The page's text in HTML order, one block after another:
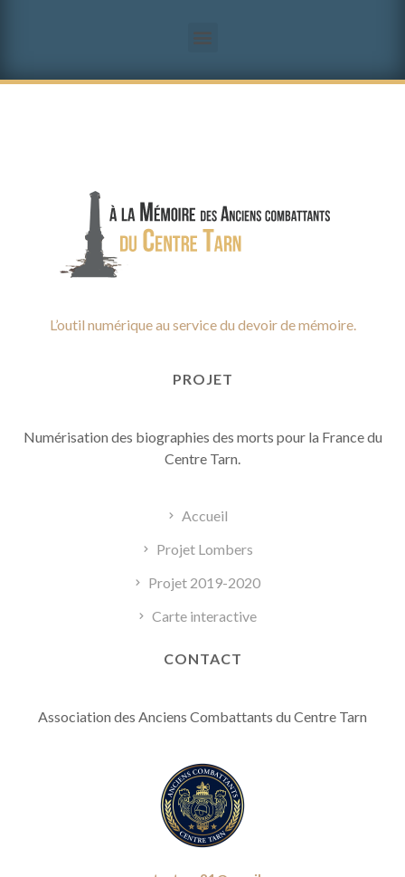
L’outil numérique au service du devoir de mémoire.
PROJET
Numérisation des biographies des morts pour la France du
Centre Tarn.
Accueil
Projet Lombers
Projet 2019-2020
Carte interactive
CONTACT
Association des Anciens Combattants du Centre Tarn